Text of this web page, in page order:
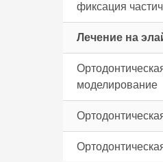
фиксация
Лечение на
моделирование